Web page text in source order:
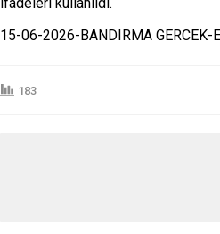
15-06-2026-BANDIRMA GERCEK-
183